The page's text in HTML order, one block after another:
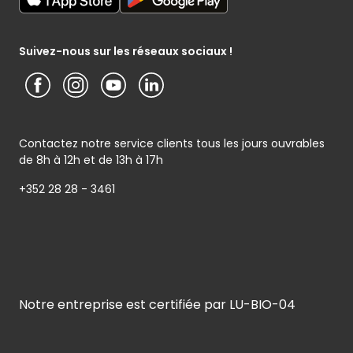
Suivez-nous sur les réseaux sociaux !
Contactez notre service clients tous les jours ouvrables
de 8h à 12h et de 13h à 17h
+352 28 28 - 3461
Présentation du groupe (PDF)
Notice d’information Cactus et Caterman (de Schnékert
Conditions générales de garantie
Notre entreprise est certifiée par LU-BIO-04